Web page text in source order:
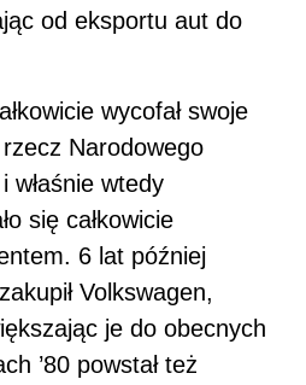
od eksportu aut do
wycofał swoje
rzecz Narodowego
właśnie wtedy
się całkowicie
6 lat później
Volkswagen,
je do obecnych
’80 powstał też